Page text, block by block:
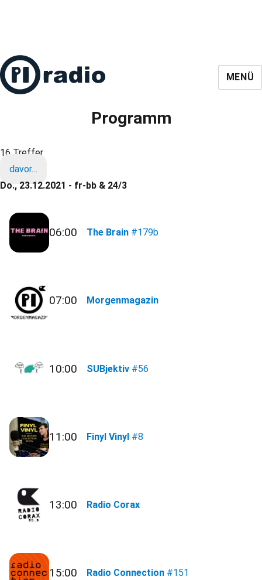
MENÜ
Programm
16 Treffer
davor…
Do., 23.12.2021 - fr-bb & 24/3
06:00 The Brain #179b
07:00 Morgenmagazin
10:00 SUBjektiv #56
11:00 Finyl Vinyl #8
13:00 Radio Corax
15:00 Radio Connection #151